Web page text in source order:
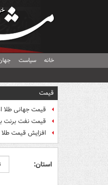
خانه سیاست
قیمت
قیمت جهانی طلا امروز
قیمت نفت برنت به ۷۹ دلار
افزایش قیمت
استان: